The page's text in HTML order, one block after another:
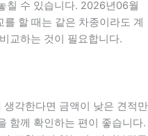
칠 수 있습니다. 2026년06월
할 때는 같은 차종이라도 계
교하는 것이 필요합니다.
각한다면 금액이 낮은 견적만
함께 확인하는 편이 좋습니다.